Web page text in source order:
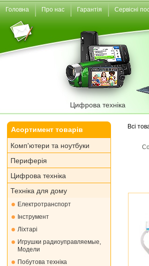
Головна Про нас Гарантія Сервісні
Цифрова техніка
Асортимент товарів
Комп'ютери та ноутбуки
Периферія
Цифрова техніка
Техніка для дому
Електротранспорт
Інструмент
Ліхтарі
Игрушки радиоуправляемые,
Модели
Побутова техніка
Всі